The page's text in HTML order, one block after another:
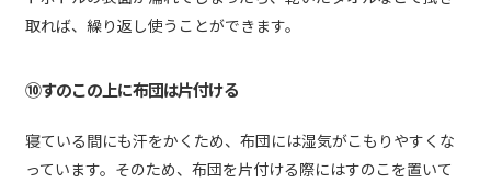
取れば、繰り返し使うことができます。
⑩すのこの上に布団は片付ける
寝ている間にも汗をかくため、布団には湿気がこもりやすくな
っています。そのため、布団を片付ける際にはすのこを置いて